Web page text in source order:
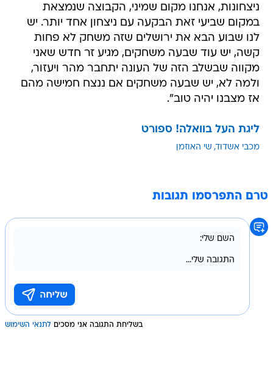
ניצחונות, אנחנו מקום שמיני, הקבוצה שנמצאת
במקום שביעי זאת הבקעה עם ניצחון אחד יותר. יש
לנו שבוע הבא את ירושלים שזה משחק לא פחות
קשה, יש עוד שבעה משחקים, מגיע זר חדש שאני
מקווה שבשלב הזה של העונה יתחבר מהר ויעזור,
ולמה לא, יש שבעה משחקים אם ננצח חמישה מהם
אז מצבנו יהיה טוב".
ליגת העל בוואלה! ספורט
מכבי אשדוד שי האוזמן
טרם התפרסמו תגובות
בשליחת התגובה אני מסכים לתנאי השימוש